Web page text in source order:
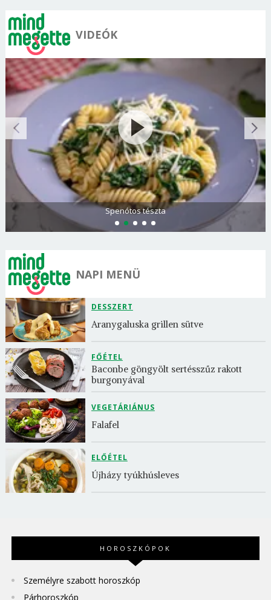
VIDEÓK
Spenótos tészta
NAPI MENÜ
DESSZERT
Aranygaluska grillen sütve
FŐÉTEL
Baconbe göngyölt sertésszűz rakott
burgonyával
VEGETÁRIÁNUS
Falafel
ELŐÉTEL
Újházy tyúkhúsleves
HOROSZKÓPOK
Személyre szabott horoszkóp
Párhoroszkóp